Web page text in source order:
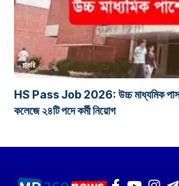
চাকরি
HS Pass Job 2026: উচ্চ মাধ্যমিক
কলেজে ২৪টি পদে কর্মী নিয়োগ